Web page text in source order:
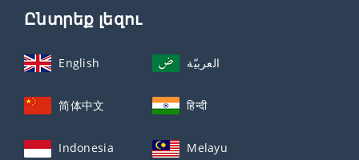
Ընտրեք լեզու
English العربيّة
简体中文 हिन्दी
Indonesia Melayu